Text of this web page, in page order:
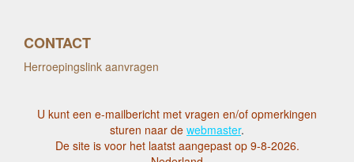
CONTACT
Herroepingslink aanvragen
U kunt een e-mailbericht met vragen en/of opmerkingen
sturen naar de webmaster.
De site is voor het laatst aangepast op 9-8-2026.